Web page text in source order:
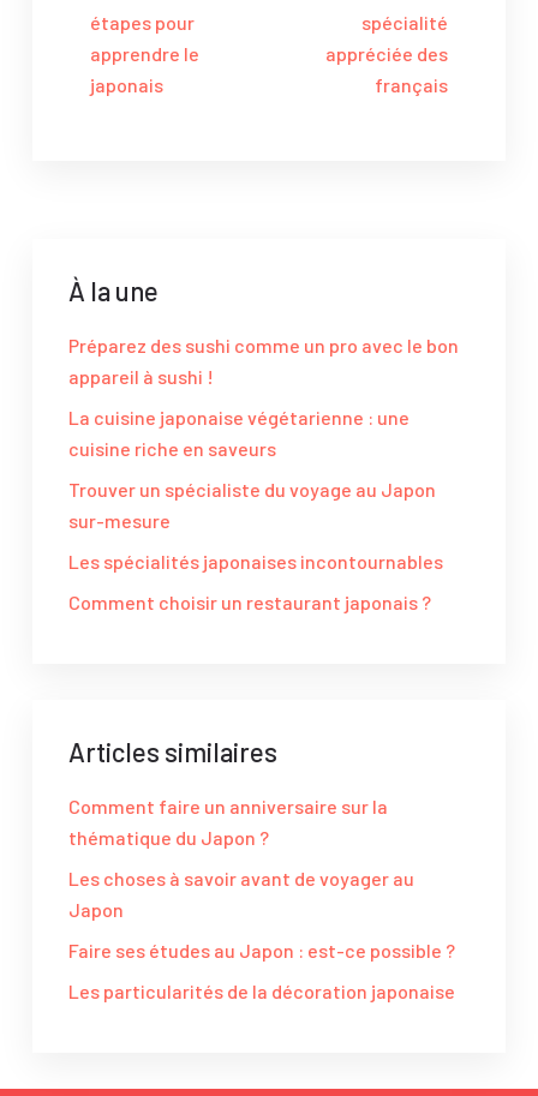
étapes pour
apprendre le
japonais
spécialité
appréciée des
français
À la une
Préparez des sushi comme un pro avec le bon
appareil à sushi !
La cuisine japonaise végétarienne : une
cuisine riche en saveurs
Trouver un spécialiste du voyage au Japon
sur-mesure
Les spécialités japonaises incontournables
Comment choisir un restaurant japonais ?
Articles similaires
Comment faire un anniversaire sur la
thématique du Japon ?
Les choses à savoir avant de voyager au
Japon
Faire ses études au Japon : est-ce possible ?
Les particularités de la décoration japonaise